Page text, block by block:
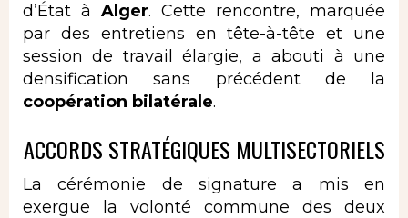
d’État à Alger. Cette rencontre, marquée
par des entretiens en tête-à-tête et une
session de travail élargie, a abouti à une
densification sans précédent de la
coopération bilatérale.
ACCORDS STRATÉGIQUES MULTISECTORIELS
La cérémonie de signature a mis en
exergue la volonté commune des deux